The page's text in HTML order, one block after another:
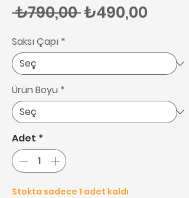
₺790,00 Normal Fiyat
₺490,00
Saksı Çapı *
Ürün Boyu *
Adet *
Stokta sadece 1 adet kaldı